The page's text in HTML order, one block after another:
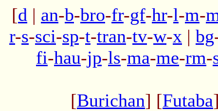
[d | an-b-bro-fr-gf-hr-l-m-
r-s-sci-sp-t-tran-tv-w-x | bg
fi-hau-jp-ls-ma-me-rm-
[Burichan] [Futaba